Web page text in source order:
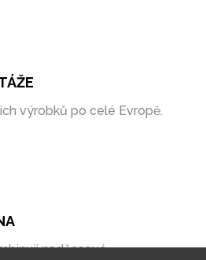
výrobků po celé Evropě.
nadčasové